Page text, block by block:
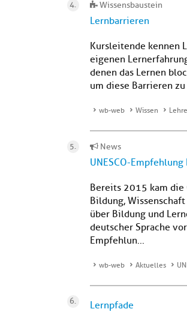
Wissensbaustein
Lernbarrieren
Kursleitende kennen
eigenen
denen das Lernen
um diese Barrieren
wb-web Wissen
News
UNESCO-
Bereits 2015 kam
Bildung,
über Bildung und
deutscher Sprache
Empfehlun...
wb-web Aktuelles
Lernpfade